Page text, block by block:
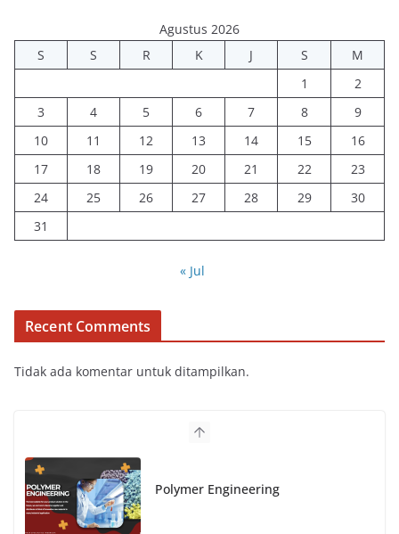
Agustus 2026
S
S R K J S
M
1
2
3
4 5 6 7 8
9
10
11 12 13 14 15
16
17
18 19 20 21 22
23
24
25 26 27 28 29
30
31
« Jul
Recent Comments
Tidak ada komentar untuk ditampilkan.
Polymer Engineering